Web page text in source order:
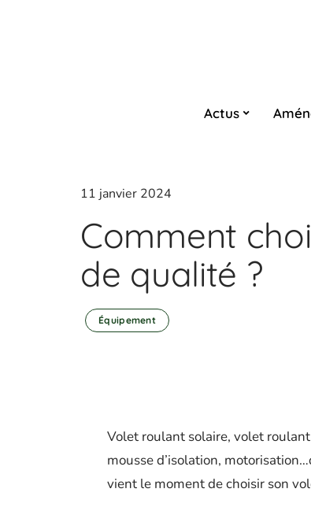
Actus
11 janvier 2024
Comment
de qualité ?
Équipement
Volet roulant solaire, volet
mousse d’isolation,
vient le moment de choisir son